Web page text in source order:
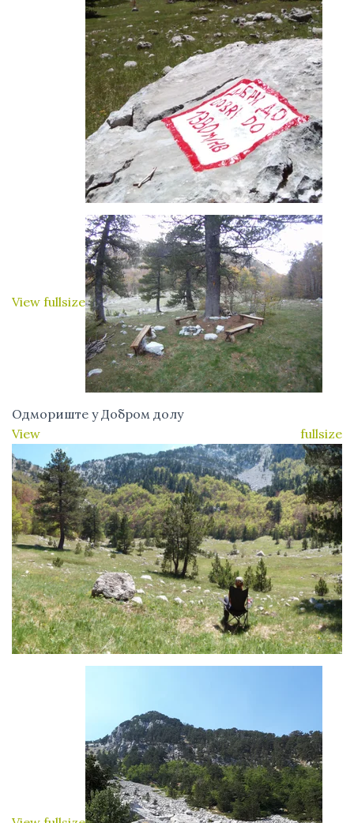
View fullsize
Одмориште у Добром долу
View fullsize